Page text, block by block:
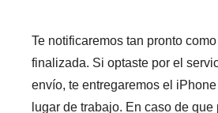
Te notificaremos tan pronto
finalizada. Si optaste por el
envío, te entregaremos el
lugar de trabajo. En caso de